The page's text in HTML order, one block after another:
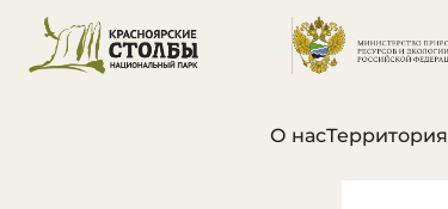
О насТерритория